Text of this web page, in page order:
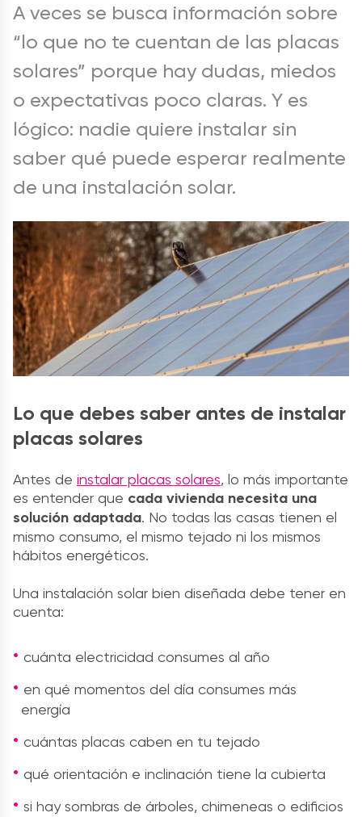
A veces se busca información sobre
“lo que no te cuentan de las placas
solares” porque hay dudas, miedos
o expectativas poco claras. Y es
lógico: nadie quiere instalar sin
saber qué puede esperar realmente
de una instalación solar.
Lo que debes saber antes de instalar
placas solares
Antes de instalar placas solares, lo más importante
es entender que cada vivienda necesita una
solución adaptada. No todas las casas tienen el
mismo consumo, el mismo tejado ni los mismos
hábitos energéticos.
Una instalación solar bien diseñada debe tener en
cuenta:
cuánta electricidad consumes al año
en qué momentos del día consumes más
energía
cuántas placas caben en tu tejado
qué orientación e inclinación tiene la cubierta
si hay sombras de árboles, chimeneas o edificios